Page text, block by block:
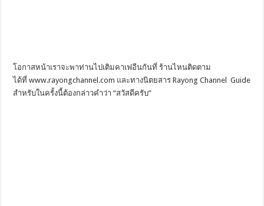
โอกาสหน้าเราจะพาท่านไปเติมคาเฟอีนกันที่ ร้านไหนติดตาม
ได้ที่ www.rayongchannel.com และทางนิตยสาร Rayong Channel Guide
สำหรับในครั้งนี้ต้องกล่าวคำว่า “สวัสดีครับ”